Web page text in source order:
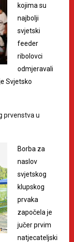
kojima su
najbolji
svjetski
feeder
ribolovci
odmjeravali
Svjetsko
prvenstva u
Borba za
naslov
svjetskog
klupskog
prvaka
započela je
jučer prvim
natjecateljski